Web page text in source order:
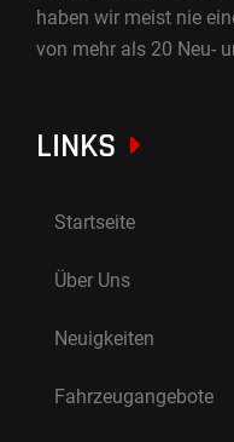
haben wir meist nie
von mehr als 20 Neu-
LINKS
Startseite
Über Uns
Neuigkeiten
Fahrzeugangebote